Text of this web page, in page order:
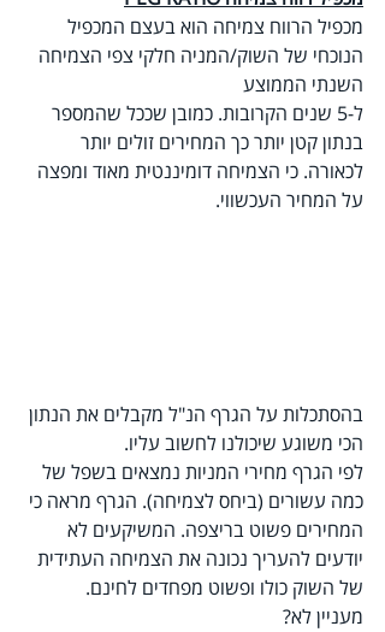
מכפיל הרווח צמיחה הוא בעצם המכפיל
הנוכחי של השוק/המניה חלקי צפי הצמיחה
השנתי הממוצע
ל-5 שנים הקרובות. כמובן שככל שהמספר
בנתון קטן יותר כך המחירים זולים יותר
לכאורה. כי הצמיחה דומיננטית מאוד ומפצה
על המחיר העכשווי.
בהסתכלות על הגרף הנ"ל מקבלים את הנתון
הכי משוגע שיכולנו לחשוב עליו.
לפי הגרף מחירי המניות נמצאים בשפל של
כמה עשורים (ביחס לצמיחה). הגרף מראה כי
המחירים פשוט בריצפה. המשיקעים לא
יודעים להעריך נכונה את הצמיחה העתידית
של השוק כולו ופשוט מפחדים לחינם.
מעניין לא?